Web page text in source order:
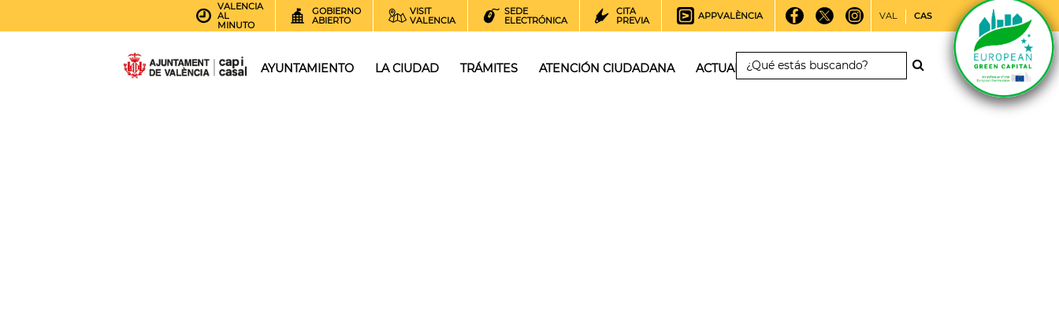
VALENCIA
AL
MINUTO
GOBIERNO
ABIERTO
VISIT
VALENCIA
SEDE
ELECTRÓNICA
CITA
PREVIA
APPVALÈNCIA VAL CAS
AYUNTAMIENTO LA CIUDAD TRÁMITES ATENCIÓN CIUDADANA ACTUALIDAD